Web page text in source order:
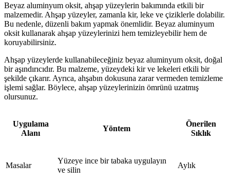
Beyaz aluminyum oksit, ahşap yüzeylerin bakımında etkili bir
malzemedir. Ahşap yüzeyler, zamanla kir, leke ve çiziklerle dolabilir.
Bu nedenle, düzenli bakım yapmak önemlidir. Beyaz aluminyum
oksit kullanarak ahşap yüzeylerinizi hem temizleyebilir hem de
koruyabilirsiniz.
Ahşap yüzeylerde kullanabileceğiniz beyaz aluminyum oksit, doğal
bir aşındırıcıdır. Bu malzeme, yüzeydeki kir ve lekeleri etkili bir
şekilde çıkarır. Ayrıca, ahşabın dokusuna zarar vermeden temizleme
işlemi sağlar. Böylece, ahşap yüzeylerinizin ömrünü uzatmış
olursunuz.
Uygulama
Alanı
Yöntem
Önerilen
Sıklık
Masalar
Yüzeye ince bir tabaka uygulayın
ve silin
Aylık